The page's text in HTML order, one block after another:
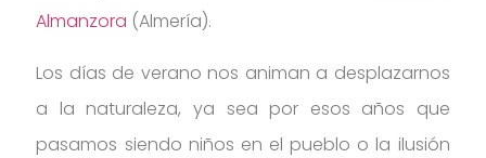
Almanzora (Almería).
Los días de verano nos animan a desplazarnos
a la naturaleza, ya sea por esos años que
pasamos siendo niños en el pueblo o la ilusión